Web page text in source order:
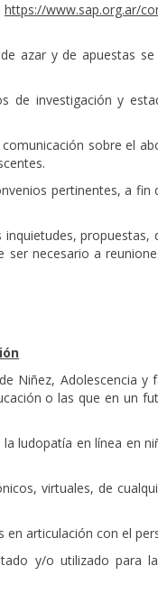
https://www.sap.org.ar/
azar y de apuestas
de investigación y
sobre el
pertinentes, a fin
propuestas,
necesario a
Niñez, Adolescencia y
o las que en un
ludopatía en línea en
virtuales, de
articulación con el
y/o utilizado para